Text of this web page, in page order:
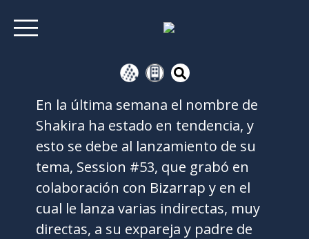
En la última semana el nombre de
Shakira ha estado en tendencia, y
esto se debe al lanzamiento de su
tema, Session #53, que grabó en
colaboración con Bizarrap y en el
cual le lanza varias indirectas, muy
directas, a su expareja y padre de